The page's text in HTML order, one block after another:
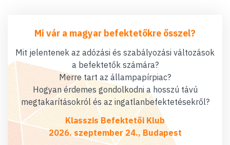
Mi vár a magyar befektetőkre ősszel?
Mit jelentenek az adózási és szabályozási változások
a befektetők számára?
Merre tart az állampapírpiac?
Hogyan érdemes gondolkodni a hosszú távú
megtakarításokról és az ingatlanbefektetésekről?
Klasszis Befektetői Klub
2026. szeptember 24., Budapest